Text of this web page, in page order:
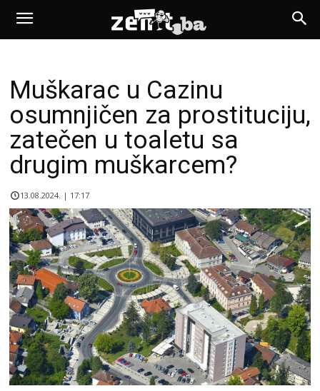
Muškarac u Cazinu
osumnjičen za prostituciju,
zatečen u toaletu sa
drugim muškarcem?
13.08.2024. | 17:17